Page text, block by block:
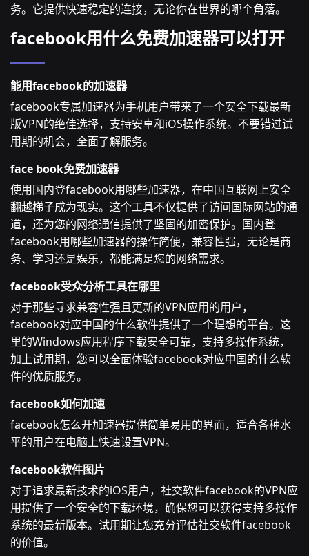
务。它提供快速稳定的连接，无论你在世界的哪个角落。
facebook用什么免费加速器可以打开
能用facebook的加速器
facebook专属加速器为手机用户带来了一个安全下载最新
版VPN的绝佳选择，支持安卓和iOS操作系统。不要错过试
用期的机会，全面了解服务。
face book免费加速器
使用国内登facebook用哪些加速器，在中国互联网上安全
翻越梯子成为现实。这个工具不仅提供了访问国际网站的通
道，还为您的网络通信提供了坚固的加密保护。国内登
facebook用哪些加速器的操作简便，兼容性强，无论是商
务、学习还是娱乐，都能满足您的网络需求。
facebook受众分析工具在哪里
对于那些寻求兼容性强且更新的VPN应用的用户，
facebook对应中国的什么软件提供了一个理想的平台。这
里的Windows应用程序下载安全可靠，支持多操作系统，
加上试用期，您可以全面体验facebook对应中国的什么软
件的优质服务。
facebook如何加速
facebook怎么开加速器提供简单易用的界面，适合各种水
平的用户在电脑上快速设置VPN。
facebook软件图片
对于追求最新技术的iOS用户，社交软件facebook的VPN应
用提供了一个安全的下载环境，确保您可以获得支持多操作
系统的最新版本。试用期让您充分评估社交软件facebook
的价值。